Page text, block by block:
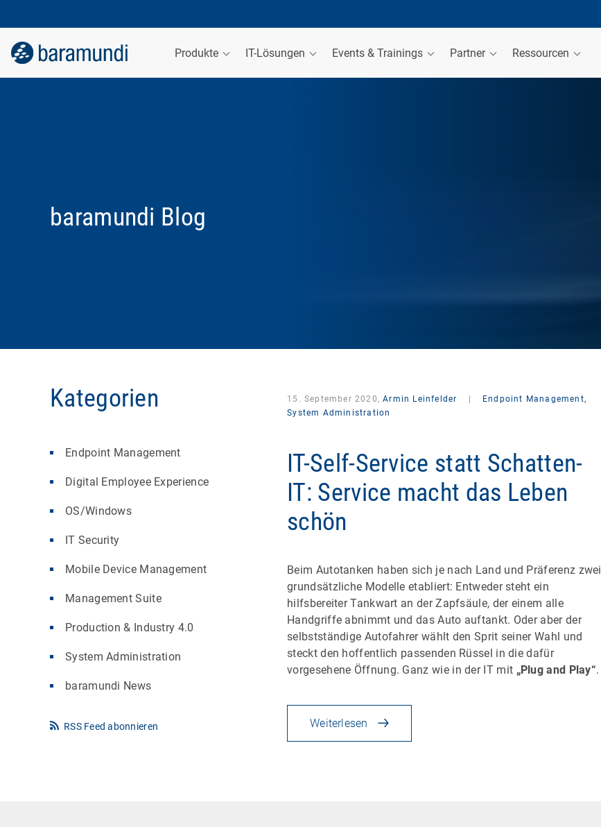
Produkte IT-Lösungen Events & Trainings Partner Ressourcen
baramundi Blog
Kategorien
Endpoint Management
Digital Employee Experience
OS/Windows
IT Security
Mobile Device Management
Management Suite
Production & Industry 4.0
System Administration
baramundi News
RSS Feed abonnieren
15. September 2020,Armin Leinfelder
Endpoint Management,
System Administration
IT-Self-Service statt Schatten-
IT: Service macht das Leben
schön
Beim Autotanken haben sich je nach Land und Präferenz zwei
grundsätzliche Modelle etabliert: Entweder steht ein
hilfsbereiter Tankwart an der Zapfsäule, der einem alle
Handgriffe abnimmt und das Auto auftankt. Oder aber der
selbstständige Autofahrer wählt den Sprit seiner Wahl und
steckt den hoffentlich passenden Rüssel in die dafür
vorgesehene Öffnung. Ganz wie in der IT mit „Plug and Play“.
Weiterlesen